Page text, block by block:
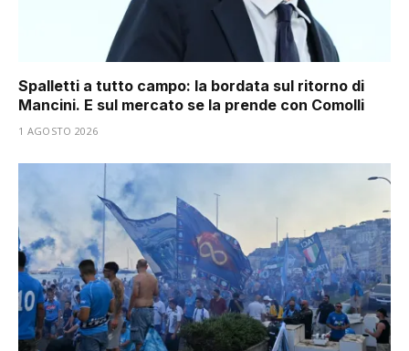
Spalletti a tutto campo: la bordata sul ritorno di
Mancini. E sul mercato se la prende con Comolli
1 AGOSTO 2026